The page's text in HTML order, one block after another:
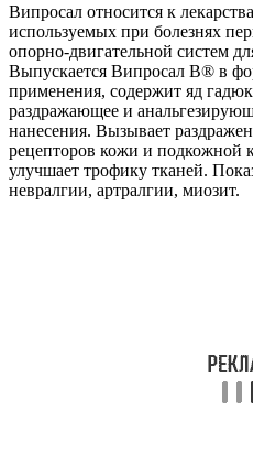
Випросал относится к
используемых при болезнях
опорно-двигательной систем
Выпускается Випросал В® в
применения, содержит яд
раздражающее и
нанесения. Вызывает
рецепторов кожи и подкожной
улучшает трофику тканей.
невралгии, артралгии, миозит.